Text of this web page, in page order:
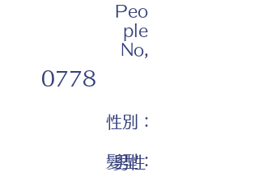
Peo
ple
No,
0778
性別：
男性
髪型：